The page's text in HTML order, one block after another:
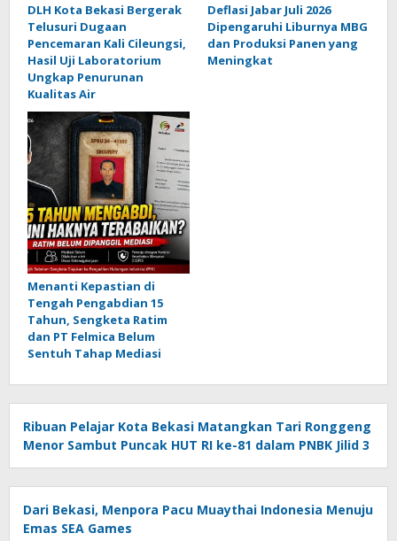
DLH Kota Bekasi Bergerak
Telusuri Dugaan
Pencemaran Kali Cileungsi,
Hasil Uji Laboratorium
Ungkap Penurunan
Kualitas Air
Deflasi Jabar Juli 2026
Dipengaruhi Liburnya MBG
dan Produksi Panen yang
Meningkat
Menanti Kepastian di
Tengah Pengabdian 15
Tahun, Sengketa Ratim
dan PT Felmica Belum
Sentuh Tahap Mediasi
Ribuan Pelajar Kota Bekasi Matangkan Tari Ronggeng
Menor Sambut Puncak HUT RI ke-81 dalam PNBK Jilid 3
Dari Bekasi, Menpora Pacu Muaythai Indonesia Menuju
Emas SEA Games